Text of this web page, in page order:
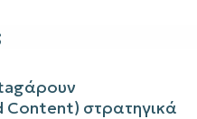
Content) στρατηγικά